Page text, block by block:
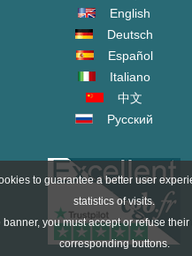
English
Deutsch
Español
Italiano
中文
Русский
to guarantee a better user
statistics of visits.
banner, you must accept or refuse
corresponding buttons.